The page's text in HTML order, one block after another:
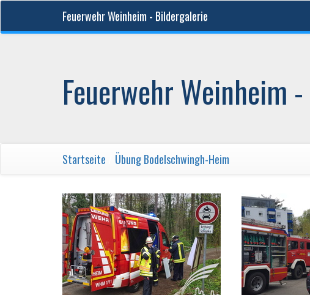
Feuerwehr Weinheim - Bildergalerie
Feuerwehr Weinheim
Startseite Übung Bodelschwingh-Heim